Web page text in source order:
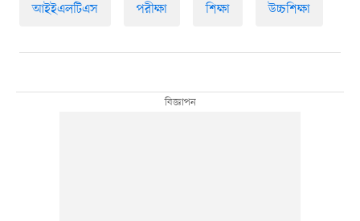
আইইএলটিএস পরীক্ষা শিক্ষা উচ্চশিক্ষা